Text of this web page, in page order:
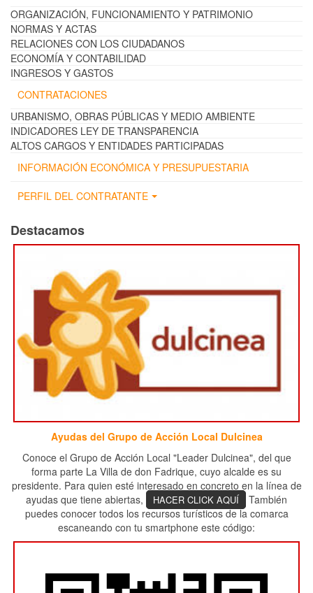
ORGANIZACIÓN, FUNCIONAMIENTO Y PATRIMONIO
NORMAS Y ACTAS
RELACIONES CON LOS CIUDADANOS
ECONOMÍA Y CONTABILIDAD
INGRESOS Y GASTOS
CONTRATACIONES
URBANISMO, OBRAS PÚBLICAS Y MEDIO AMBIENTE
INDICADORES LEY DE TRANSPARENCIA
ALTOS CARGOS Y ENTIDADES PARTICIPADAS
INFORMACIÓN ECONÓMICA Y PRESUPUESTARIA
PERFIL DEL CONTRATANTE
Destacamos
Ayudas del Grupo de Acción Local Dulcinea
Conoce el Grupo de Acción Local "Leader Dulcinea", del que
forma parte La Villa de don Fadrique, cuyo alcalde es su
presidente. Para quien esté interesado en concreto en la línea de
ayudas que tiene abiertas,
HACER CLICK AQUÍ
También
puedes conocer todos los recursos turísticos de la comarca
escaneando con tu smartphone este código: